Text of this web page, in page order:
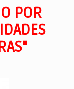
POR